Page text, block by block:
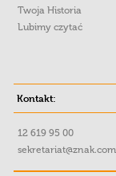
Twoja Historia
Lubimy czytać
Kontakt:
12 619 95 00